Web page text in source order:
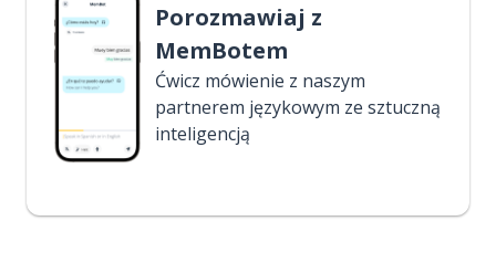
Porozmawiaj z
MemBotem
Ćwicz mówienie z naszym
partnerem językowym ze sztuczną
inteligencją